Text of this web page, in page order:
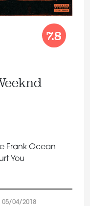
7.8
Frank Ocean
You
05/04/2018